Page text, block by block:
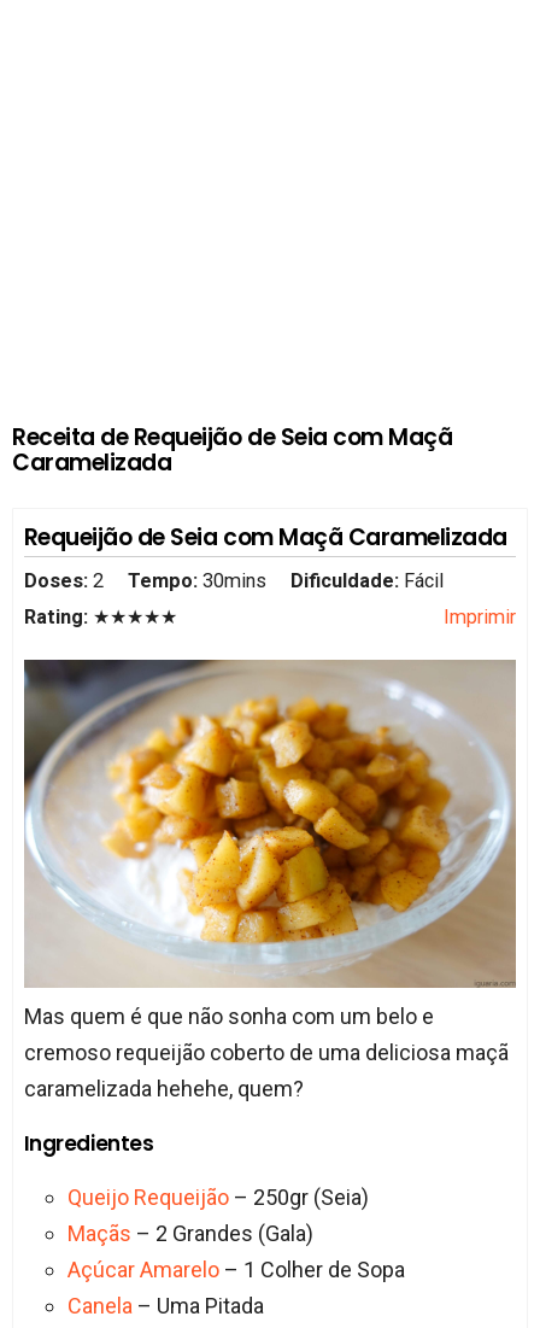
Receita de Requeijão de Seia com Maçã
Caramelizada
Requeijão de Seia com Maçã Caramelizada
Doses: 2 Tempo: 30mins Dificuldade: Fácil
Rating: ★★★★★ Imprimir
Mas quem é que não sonha com um belo e
cremoso requeijão coberto de uma deliciosa maçã
caramelizada hehehe, quem?
Ingredientes
Queijo Requeijão– 250gr (Seia)
Maçãs – 2 Grandes (Gala)
Açúcar Amarelo– 1 Colher de Sopa
Canela– Uma Pitada